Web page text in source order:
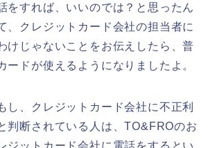
をすれば、いいのでは？と思ったん
、クレジットカード会社の担当者に
けじゃないことをお伝えしたら、普
ードが使えるようになりましたよ。
し、クレジットカード会社に不正利
判断されている人は、TO&FROのお
ジットカード会社に電話をするとい